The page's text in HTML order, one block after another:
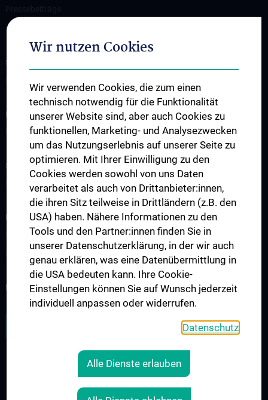
Kontakt
SUPPORT C³NMH!
INFORMATIONEN FÜR PATIENT:INNEN
Leistungen
STUDIUM, AUS- UND WEITERBILDUNG
Doktoratsprogramme
FORSCHUNG
Forschungsprojekte
NEWSLETTER
Wir nutzen Cookies
Wir verwenden Cookies, die zum einen
technisch notwendig für die Funktionalität
unserer Website sind, aber auch Cookies zu
funktionellen, Marketing- und Analysezwecken
um das Nutzungserlebnis auf unserer Seite zu
optimieren. Mit Ihrer Einwilligung zu den
Cookies werden sowohl von uns Daten
verarbeitet als auch von Drittanbieter:innen,
die ihren Sitz teilweise in Drittländern (z.B. den
USA) haben. Nähere Informationen zu den
Tools und den Partner:innen finden Sie in
unserer Datenschutzerklärung, in der wir auch
genau erklären, was eine Datenübermittlung in
die USA bedeuten kann. Ihre Cookie-
Einstellungen können Sie auf Wunsch jederzeit
individuell anpassen oder widerrufen.
Datenschutz
Alle Dienste erlauben